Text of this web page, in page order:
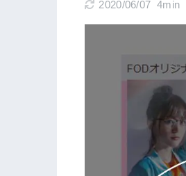
2020/06/07 4min